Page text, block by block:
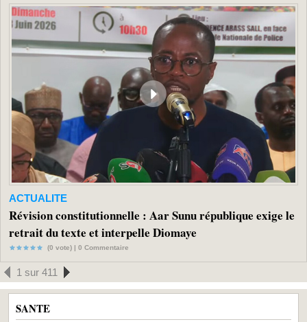
ACTUALITE
Révision constitutionnelle : Aar Sunu république exige le
retrait du texte et interpelle Diomaye
(0 vote) | 0 Commentaire
1 sur 411
SANTE